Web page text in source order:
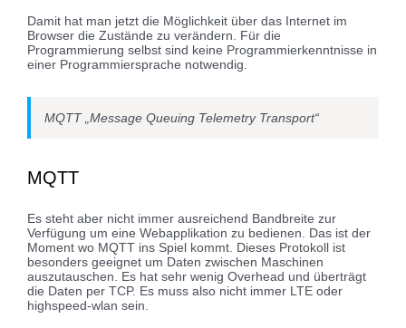
Damit hat man jetzt die Möglichkeit über das Internet im
Browser die Zustände zu verändern. Für die
Programmierung selbst sind keine Programmierkenntnisse in
einer Programmiersprache notwendig.
MQTT „Message Queuing Telemetry Transport“
MQTT
Es steht aber nicht immer ausreichend Bandbreite zur
Verfügung um eine Webapplikation zu bedienen. Das ist der
Moment wo MQTT ins Spiel kommt. Dieses Protokoll ist
besonders geeignet um Daten zwischen Maschinen
auszutauschen. Es hat sehr wenig Overhead und überträgt
die Daten per TCP. Es muss also nicht immer LTE oder
highspeed-wlan sein.